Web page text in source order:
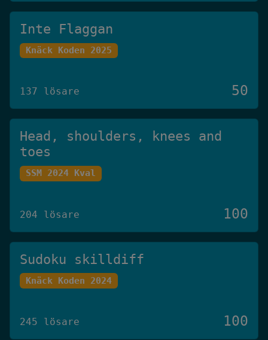
Inte Flaggan
Knäck Koden 2025
137 lösare 50
Head, shoulders, knees and
toes
SSM 2024 Kval
204 lösare 100
Sudoku skilldiff
Knäck Koden 2024
245 lösare 100